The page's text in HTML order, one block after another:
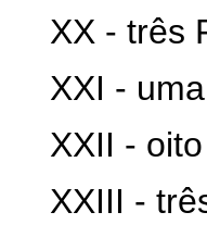
XX - três
XXI -
XXII -
XXIII -